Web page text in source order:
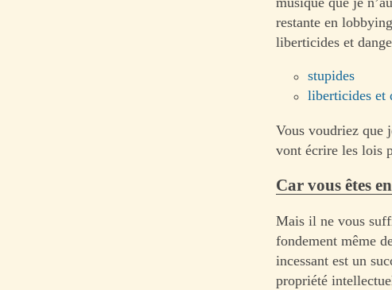
restante en
liberticides et
stupides
liberticides et
Vous voudriez que
vont écrire les lois
Car vous êtes
Mais il ne vous
fondement même
incessant est un
propriété